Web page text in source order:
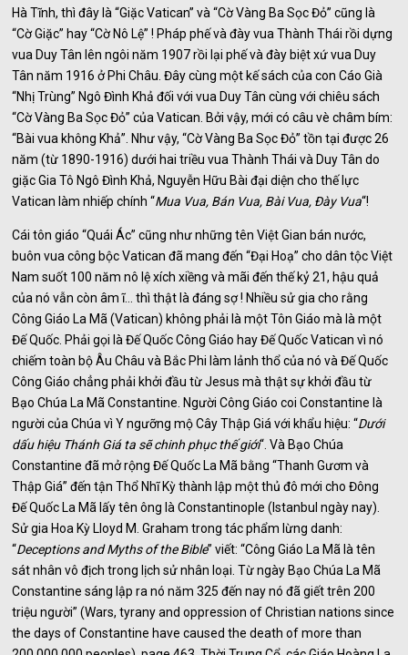
Hà Tĩnh, thì đây là “Giặc Vatican” và “Cờ Vàng Ba Sọc Đỏ” cũng là
“Cờ Giặc” hay “Cờ Nô Lệ” ! Pháp phế và đày vua Thành Thái rồi dựng
vua Duy Tân lên ngôi năm 1907 rồi lại phế và đày biệt xứ vua Duy
Tân năm 1916 ở Phi Châu. Đây cùng một kế sách của con Cáo Già
“Nhị Trùng” Ngô Đình Khả đối với vua Duy Tân cùng với chiêu sách
“Cờ Vàng Ba Sọc Đỏ” của Vatican. Bởi vậy, mới có câu vè châm bím:
“Bài vua không Khả”. Như vậy, “Cờ Vàng Ba Sọc Đỏ” tồn tại được 26
năm (từ 1890-1916) dưới hai triều vua Thành Thái và Duy Tân do
giặc Gia Tô Ngô Đình Khả, Nguyễn Hữu Bài đại diện cho thế lực
Vatican làm nhiếp chính “Mua Vua, Bán Vua, Bài Vua, Đày Vua“!
Cái tôn giáo “Quái Ác” cũng như những tên Việt Gian bán nước,
buôn vua công bộc Vatican đã mang đến “Đại Hoạ” cho dân tộc Việt
Nam suốt 100 năm nô lệ xích xiềng và mãi đến thế kỷ 21, hậu quả
của nó vẫn còn âm ĩ… thì thật là đáng sợ ! Nhiều sử gia cho rằng
Công Giáo La Mã (Vatican) không phải là một Tôn Giáo mà là một
Đế Quốc. Phải gọi là Đế Quốc Công Giáo hay Đế Quốc Vatican vì nó
chiếm toàn bộ Âu Châu và Bắc Phi làm lảnh thổ của nó và Đế Quốc
Công Giáo chẳng phải khởi đầu từ Jesus mà thật sự khởi đầu từ
Bạo Chúa La Mã Constantine. Người Công Giáo coi Constantine là
người của Chúa vì Y ngưỡng mộ Cây Thập Giá với khẩu hiệu: “Dưới
dấu hiệu Thánh Giá ta sẽ chinh phục thế giới“. Và Bạo Chúa
Constantine đã mở rộng Đế Quốc La Mã bằng “Thanh Gươm và
Thập Giá” đến tận Thổ Nhĩ Kỳ thành lập một thủ đô mới cho Đông
Đế Quốc La Mã lấy tên ông là Constantinople (Istanbul ngày nay).
Sử gia Hoa Kỳ Lloyd M. Graham trong tác phẩm lừng danh:
“Deceptions and Myths of the Bible” viết: “Công Giáo La Mã là tên
sát nhân vô địch trong lịch sử nhân loại. Từ ngày Bạo Chúa La Mã
Constantine sáng lập ra nó năm 325 đến nay nó đã giết trên 200
triệu người” (Wars, tyrany and oppression of Christian nations since
the days of Constantine have caused the death of more than